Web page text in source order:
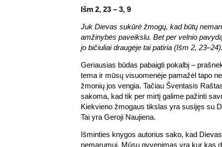
Išm 2, 23 – 3, 9
Juk Dievas sukūrė žmogų, kad būtų
amžinybės paveikslu. Bet per velnio
jo bičiuliai draugėje tai patiria (Išm 2,
Geriausias būdas pabaigti pokalbį –
tema ir mūsų visuomenėje pamažėl tapo
žmonių jos vengia. Tačiau Šventasis
sakoma, kad tik per mirtį galime pažinti
Kiekvieno žmogaus tikslas yra susijęs su
Tai yra Geroji Naujiena.
Išminties knygos autorius sako, kad
nemarumui. Mūsų gyvenimas yra kur kas